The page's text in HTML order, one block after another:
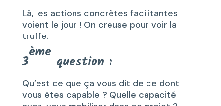
Là, les actions concrètes facilitantes
voient le jour ! On creuse pour voir la
truffe.
3ème question :
Qu’est ce que ça vous dit de ce dont
vous êtes capable ? Quelle capacité